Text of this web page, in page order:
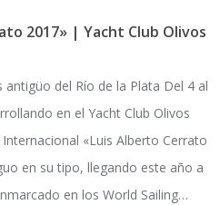
2017» | Yacht Club Olivos
del Río de la Plata Del 4 al
en el Yacht Club Olivos
«Luis Alberto Cerrato
en su tipo, llegando este año a
en los World Sailing…